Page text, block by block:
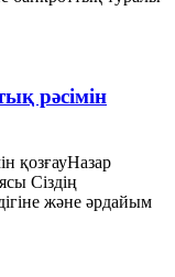
рәсімін
қозғауНазар
Сіздің
және әрдайым